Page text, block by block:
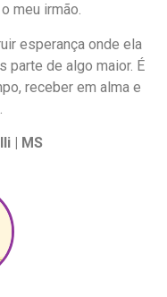
meu irmão.
esperança onde ela
parte de algo maior. É
receber em alma e
| MS